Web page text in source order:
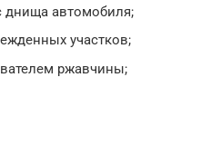
днища автомобиля;
участков;
ржавчины;